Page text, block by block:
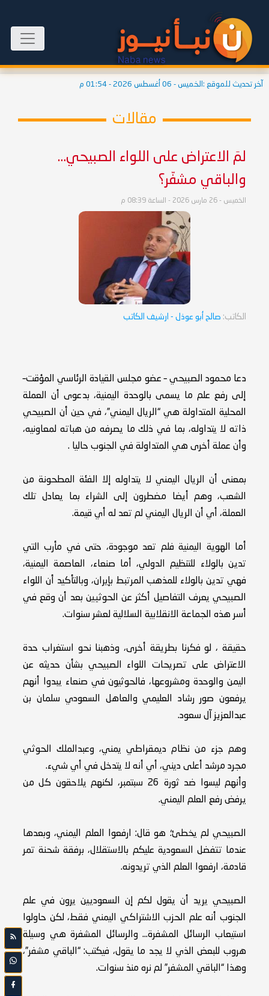
آخر تحديث للموقع : الخميس - 06 أغسطس 2026 - 01:54 م
مقالات
لمَ الاعتراض على اللواء الصبيحي…
والباقي مشفّر؟
الخميس - 26 مارس 2026 - الساعة 08:39 م
الكاتب: صالح أبو عوذل - ارشيف الكاتب
دعا محمود الصبيحي – عضو مجلس القيادة الرئاسي المؤقت–
إلى رفع علم ما يسمى بالوحدة اليمنية، بدعوى أن العملة
المحلية المتداولة هي “الريال اليمني”، في حين أن الصبيحي
ذاته لا يتداوله، بما في ذلك ما يصرفه من هباته لمعاونيه،
وأن عملة أخرى هي المتداولة في الجنوب حاليا .
بمعنى أن الريال اليمني لا يتداوله إلا الفئة المطحونة من
الشعب، وهم أيضا مضطرون إلى الشراء بما يعادل تلك
العملة، أي أن الريال اليمني لم تعد له أي قيمة.
أما الهوية اليمنية فلم تعد موجودة، حتى في مأرب التي
تدين بالولاء للتنظيم الدولي، أما صنعاء، العاصمة اليمنية،
فهي تدين بالولاء للمذهب المرتبط بإيران، وبالتأكيد أن اللواء
الصبيحي يعرف التفاصيل أكثر عن الحوثيين بعد أن وقع في
أسر هذه الجماعة الانقلابية السلالية لعشر سنوات.
حقيقة ، لو فكرنا بطريقة أخرى، وذهبنا نحو استغراب حدة
الاعتراض على تصريحات اللواء الصبيحي بشأن حديثه عن
اليمن والوحدة ومشروعها، فالحوثيون في صنعاء يبدوا أنهم
يرفعون صور رشاد العليمي والعاهل السعودي سلمان بن
عبدالعزيز آل سعود.
وهم جزء من نظام ديمقراطي يمني، وعبدالملك الحوثي
مجرد مرشد أعلى ديني، أي أنه لا يتدخل في أي شيء.
وأنهم ليسوا ضد ثورة 26 سبتمبر، لكنهم يلاحقون كل من
يرفض رفع العلم اليمني.
الصبيحي لم يخطئ؛ هو قال: ارفعوا العلم اليمني، وبعدها
عندما تتفضل السعودية عليكم بالاستقلال، برفقة شحنة تمر
قادمة، ارفعوا العلم الذي تريدونه.
الصبيحي يريد أن يقول لكم إن السعوديين يرون في علم
الجنوب أنه علم الحزب الاشتراكي اليمني فقط، لكن حاولوا
استيعاب الرسائل المشفرة… والرسائل المشفرة هي وسيلة
هروب للبعض الذي لا يجد ما يقول، فيكتب: “الباقي مشفر”،
وهذا “الباقي المشفر” لم نره منذ سنوات.